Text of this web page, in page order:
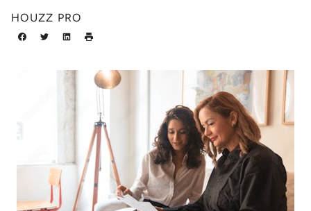
HOUZZ PRO